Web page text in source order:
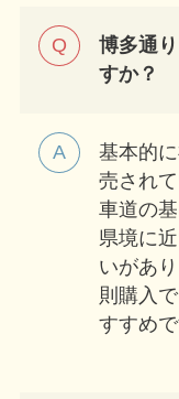
博多通
すか？
基本的
売され
車道の
県境に
いがあ
則購入
すすめで